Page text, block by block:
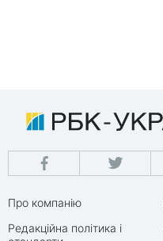
Про компанію
Редакційна політика і